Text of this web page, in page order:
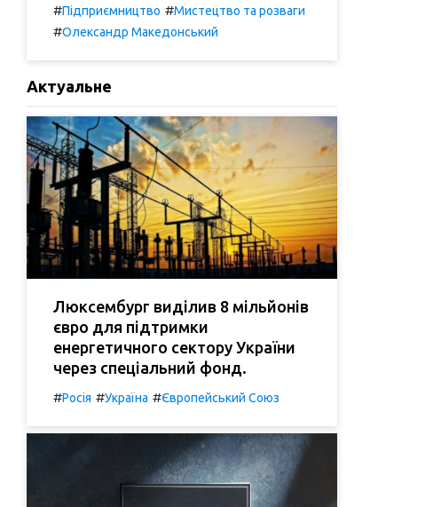
#Підприємництво #Мистецтво та розваги
#Олександр Македонський
Актуальне
Люксембург виділив 8 мільйонів
євро для підтримки
енергетичного сектору України
через спеціальний фонд.
#Росія #Україна #Європейський Союз